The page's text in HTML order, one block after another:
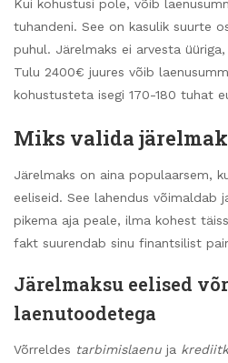
Kui kohustusi pole, võib
tuhandeni. See on kasulik suurte
puhul. Järelmaks ei arvesta
Tulu 2400€ juures võib
kohustusteta isegi 170-180 tuhat
Miks valida
Järelmaks on aina populaarsem,
eeliseid. See lahendus võimaldab
pikema aja peale, ilma kohest
fakt suurendab sinu finantsilist
Järelmaksu eelised
laenutoodetega
Võrreldes tarbimislaenu ja